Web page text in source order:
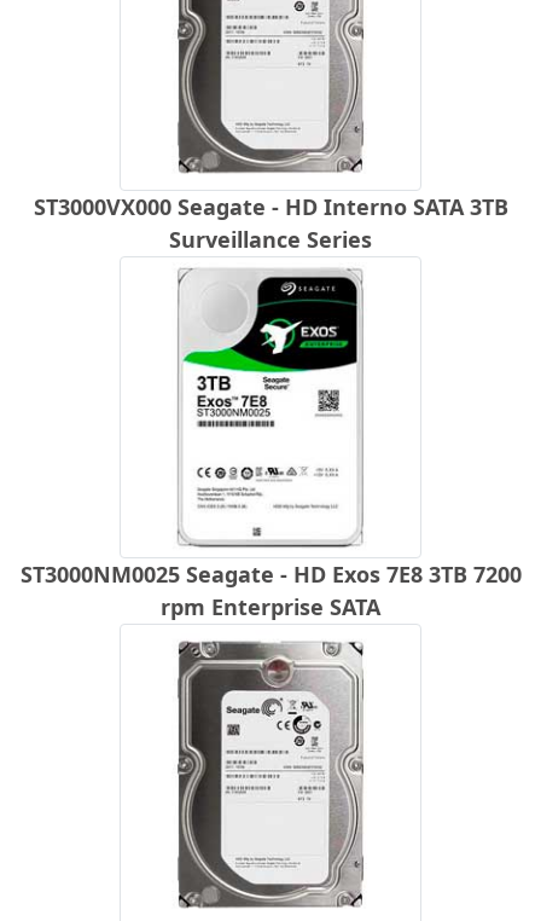
ST3000VX000 Seagate - HD Interno SATA 3TB
Surveillance Series
ST3000NM0025 Seagate - HD Exos 7E8 3TB 7200
rpm Enterprise SATA